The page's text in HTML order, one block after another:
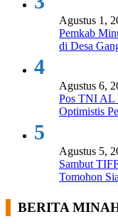
Agustus 1,
Pemkab
di Desa
4
Agustus 6,
Pos TNI AL
Optimistis
5
Agustus 5,
Sambut
Tomohon
BERITA